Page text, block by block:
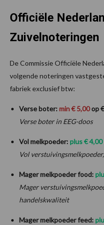
Officiële
Zuivelnoteringen
De Commissie Officiële
volgende noteringen
fabriek exclusief btw:
Verse boter: min € 5,00op
Verse boter in EEG-doos
Vol melkpoeder: plus € 4,00
Vol
Mager melkpoeder food:
Mager
handelskwaliteit
Mager melkpoeder feed: